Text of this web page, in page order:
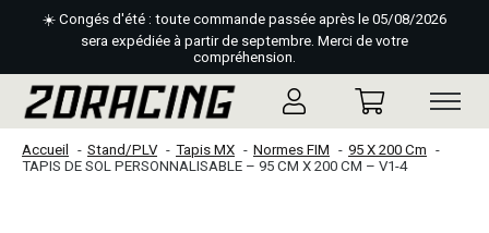
☀️ Congés d'été : toute commande passée après le 05/08/2026
sera expédiée à partir de septembre. Merci de votre
compréhension.
Accueil Stand/PLV Tapis MX Normes FIM
95 X 200 Cm
TAPIS DE SOL PERSONNALISABLE – 95 CM X 200 CM – V1-4